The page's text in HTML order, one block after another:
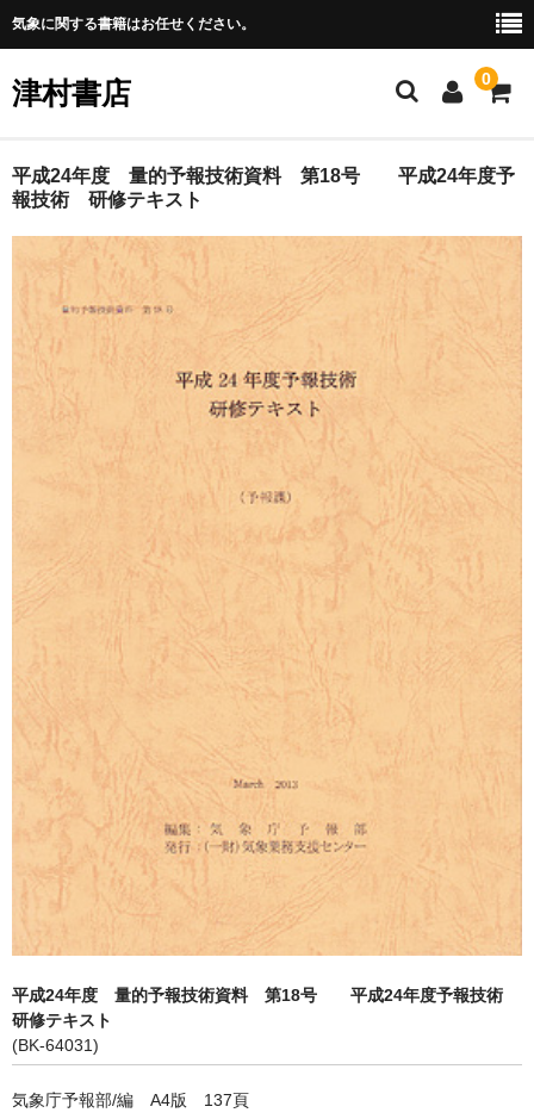
気象に関する書籍はお任せください。
津村書店 0
Home
お振込みについて
ご利用ガイド
特定商取引法表記
お問い合わせ
平成24年度 量的予報技術資料 第18号 平成24年度予
報技術 研修テキスト
平成24年度 量的予報技術資料 第18号 平成24年度予報技術
研修テキスト
(BK-64031)
気象庁予報部/編 A4版 137頁